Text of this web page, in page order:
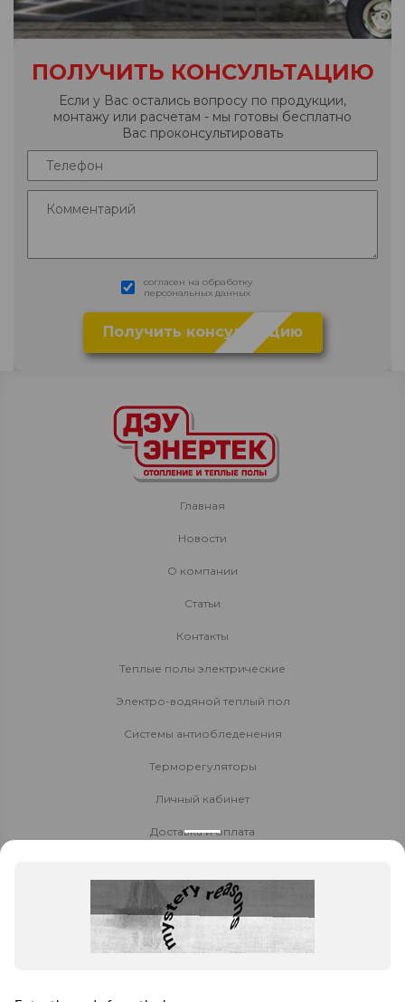
ПОЛУЧИТЬ КОНСУЛЬТАЦИЮ
Если у Вас остались вопросу по продукции,
монтажу или расчетам - мы готовы бесплатно
Вас проконсультировать
согласен на обработку
персональных данных
Главная
Новости
О компании
Статьи
Контакты
Теплые полы электрические
Электро-водяной теплый пол
Системы антиобледенения
Терморегуляторы
Личный кабинет
Доставка и оплата
Политика конфиденциальности
Контакты
8 800 700-80-40